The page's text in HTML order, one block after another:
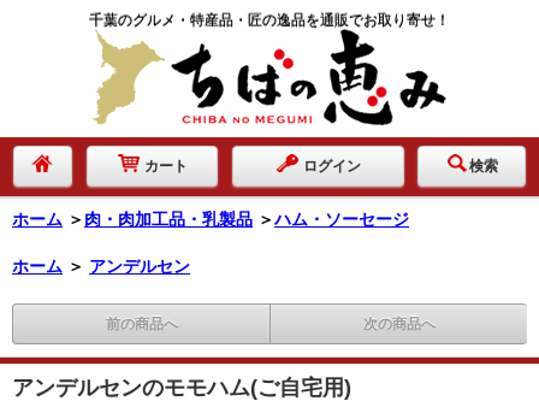
千葉のグルメ・特産品・匠の逸品を通販でお取り寄せ！
カート ログイン 検索
ホーム ＞ 肉・肉加工品・乳製品 ＞ハム・ソーセージ
ホーム ＞ アンデルセン
前の商品へ 次の商品へ
アンデルセンのモモハム(ご自宅用)